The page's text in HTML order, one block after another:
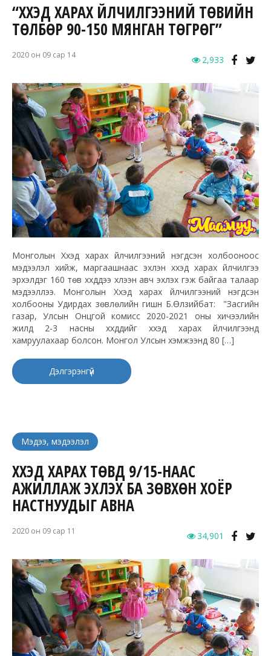
“ХҮҮХЭД ХАРАХ ҮЙЛЧИЛГЭЭНИЙ ТӨВИЙН
ТӨЛБӨР 90-150 МЯНГАН ТӨГРӨГ”
2020 он 09 сар 14 2,933
Монголын Хүүхэд харах үйлчилгээний нэгдсэн холбооноос
мэдээлэл хийж, маргаашнаас эхлэн хүүхэд харах үйлчилгээ
эрхэлдэг 160 төв хүүхдүүдээ хүлээн авч эхлэх гэж байгаа талаар
мэдээллээ. Монголын Хүүхэд харах үйлчилгээний нэгдсэн
холбооны Удирдах зөвлөлийн гишүүн Б.Өлзийбат: "Засгийн
газар, Улсын Онцгой комисс 2020-2021 оны хичээлийн
жилд 2-3 насны хүүхдүүдийг хүүхэд харах үйлчилгээнд
хамруулахаар болсон. Монгол Улсын хэмжээнд 80 […]
Дэлгэрэнгүй
Мэдээ, мэдээлэл
ХҮҮХЭД ХАРАХ ТӨВҮҮД 9/15-НААС
АЖИЛЛАЖ ЭХЛЭХ БА ЗӨВХӨН ХОЁР
НАСТНУУДЫГ АВНА
2020 он 09 сар 11 34,901